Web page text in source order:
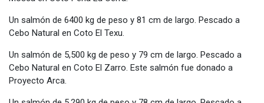
Un salmón de 6400 kg de peso y 81 cm de largo. Pescado a
Cebo Natural en Coto El Texu.
Un salmón de 5,500 kg de peso y 79 cm de largo. Pescado a
Cebo Natural en Coto El Zarro. Este salmón fue donado a
Proyecto Arca.